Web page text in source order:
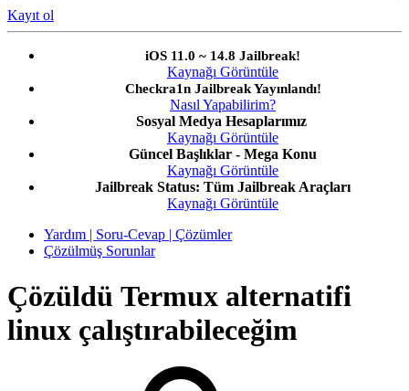
Kayıt ol
iOS 11.0 ~ 14.8 Jailbreak!
Kaynağı Görüntüle
Checkra1n Jailbreak Yayınlandı!
Nasıl Yapabilirim?
Sosyal Medya Hesaplarımız
Kaynağı Görüntüle
Güncel Başlıklar - Mega Konu
Kaynağı Görüntüle
Jailbreak Status: Tüm Jailbreak Araçları
Kaynağı Görüntüle
Yardım | Soru-Cevap | Çözümler
Çözülmüş Sorunlar
Çözüldü Termux alternatifi
linux çalıştırabileceğim